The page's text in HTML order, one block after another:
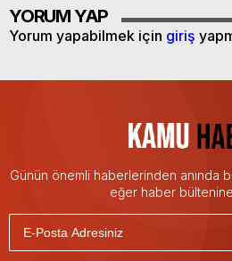
YORUM YAP
Yorum yapabilmek için giriş
Günün önemli haberlerinden anında
eğer haber